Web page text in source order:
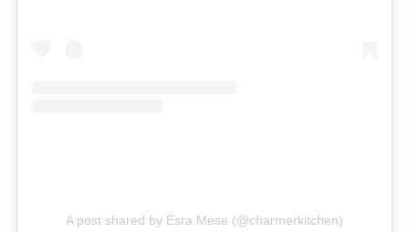
A post shared by Esra Mese (@charmerkitchen)